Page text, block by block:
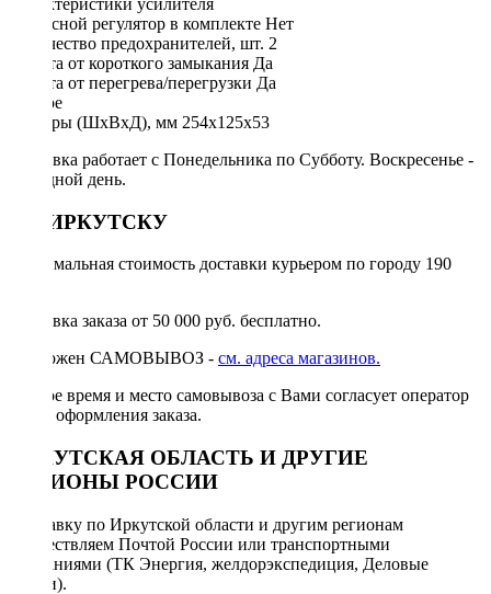
Выносной регулятор в комплекте Нет
Количество предохранителей, шт. 2
Защита от короткого замыкания Да
Защита от перегрева/перегрузки Да
Другое
Размеры (ШхВхД), мм 254х125х53
Доставка работает с Понедельника по Субботу. Воскресенье -
выходной день.
ПО ИРКУТСКУ
Минимальная стоимость доставки курьером по городу 190
Доставка заказа от 50 000 руб. бесплатно.
Возможен САМОВЫВОЗ - см. адреса магазинов.
Точное время и место самовывоза с Вами согласует оператор
после оформления заказа.
ИРКУТСКАЯ ОБЛАСТЬ И ДРУГИЕ
РЕГИОНЫ РОССИИ
Отправку по Иркутской области и другим регионам
осуществляем Почтой России или транспортными
компаниями (ТК Энергия, желдорэкспедиция, Деловые
линии).